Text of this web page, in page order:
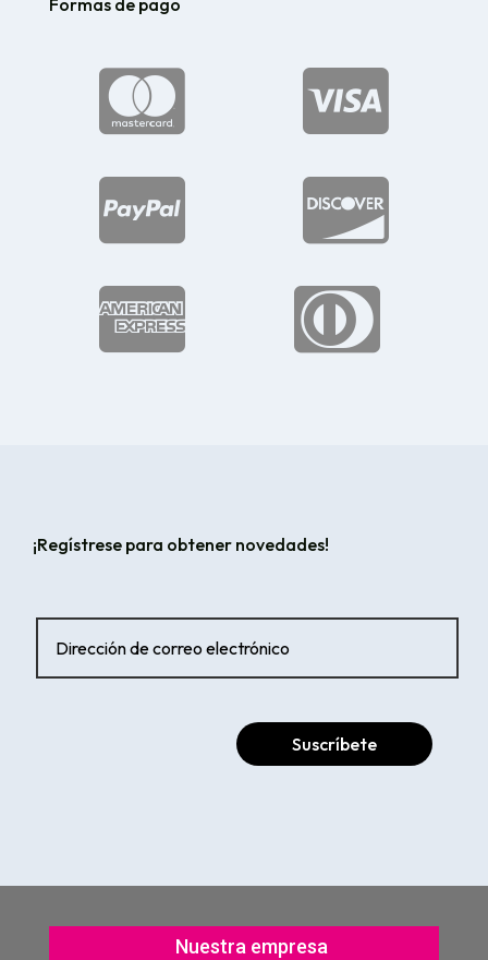






¡Regístrese para obtener novedades!
Suscríbete
Nuestra empresa